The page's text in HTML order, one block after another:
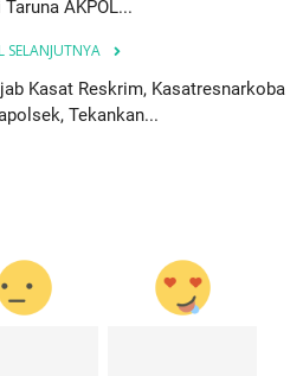
AKPOL...
SELANJUTNYA
Kasat Reskrim, Kasatresnarkoba
Tekankan...